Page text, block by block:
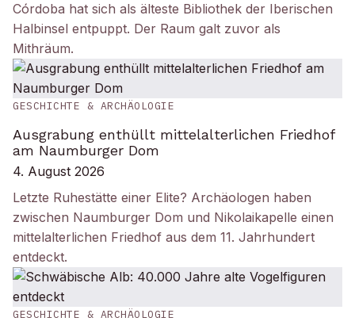
Córdoba hat sich als älteste Bibliothek der Iberischen
Halbinsel entpuppt. Der Raum galt zuvor als
Mithräum.
GESCHICHTE & ARCHÄOLOGIE
Ausgrabung enthüllt mittelalterlichen Friedhof
am Naumburger Dom
4. August 2026
Letzte Ruhestätte einer Elite? Archäologen haben
zwischen Naumburger Dom und Nikolaikapelle einen
mittelalterlichen Friedhof aus dem 11. Jahrhundert
entdeckt.
GESCHICHTE & ARCHÄOLOGIE